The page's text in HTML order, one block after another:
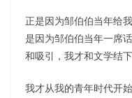
正是因为邹伯伯当年给
是因为邹伯伯当年一席
和吸引，我才和文学结
我才从我的青年时代开